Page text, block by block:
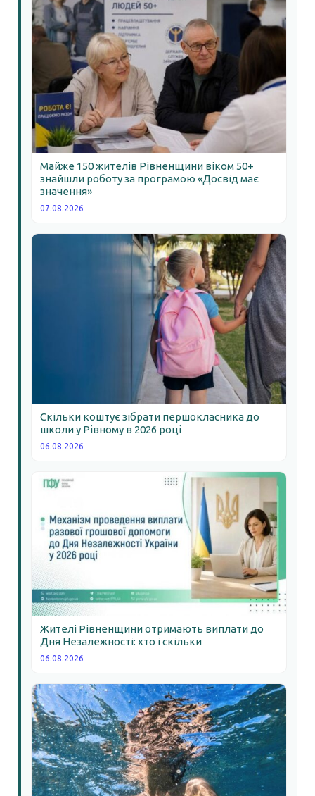
Майже 150 жителів Рівненщини віком 50+
знайшли роботу за програмою «Досвід має
значення»
07.08.2026
Скільки коштує зібрати першокласника до
школи у Рівному в 2026 році
06.08.2026
Жителі Рівненщини отримають виплати до
Дня Незалежності: хто і скільки
06.08.2026